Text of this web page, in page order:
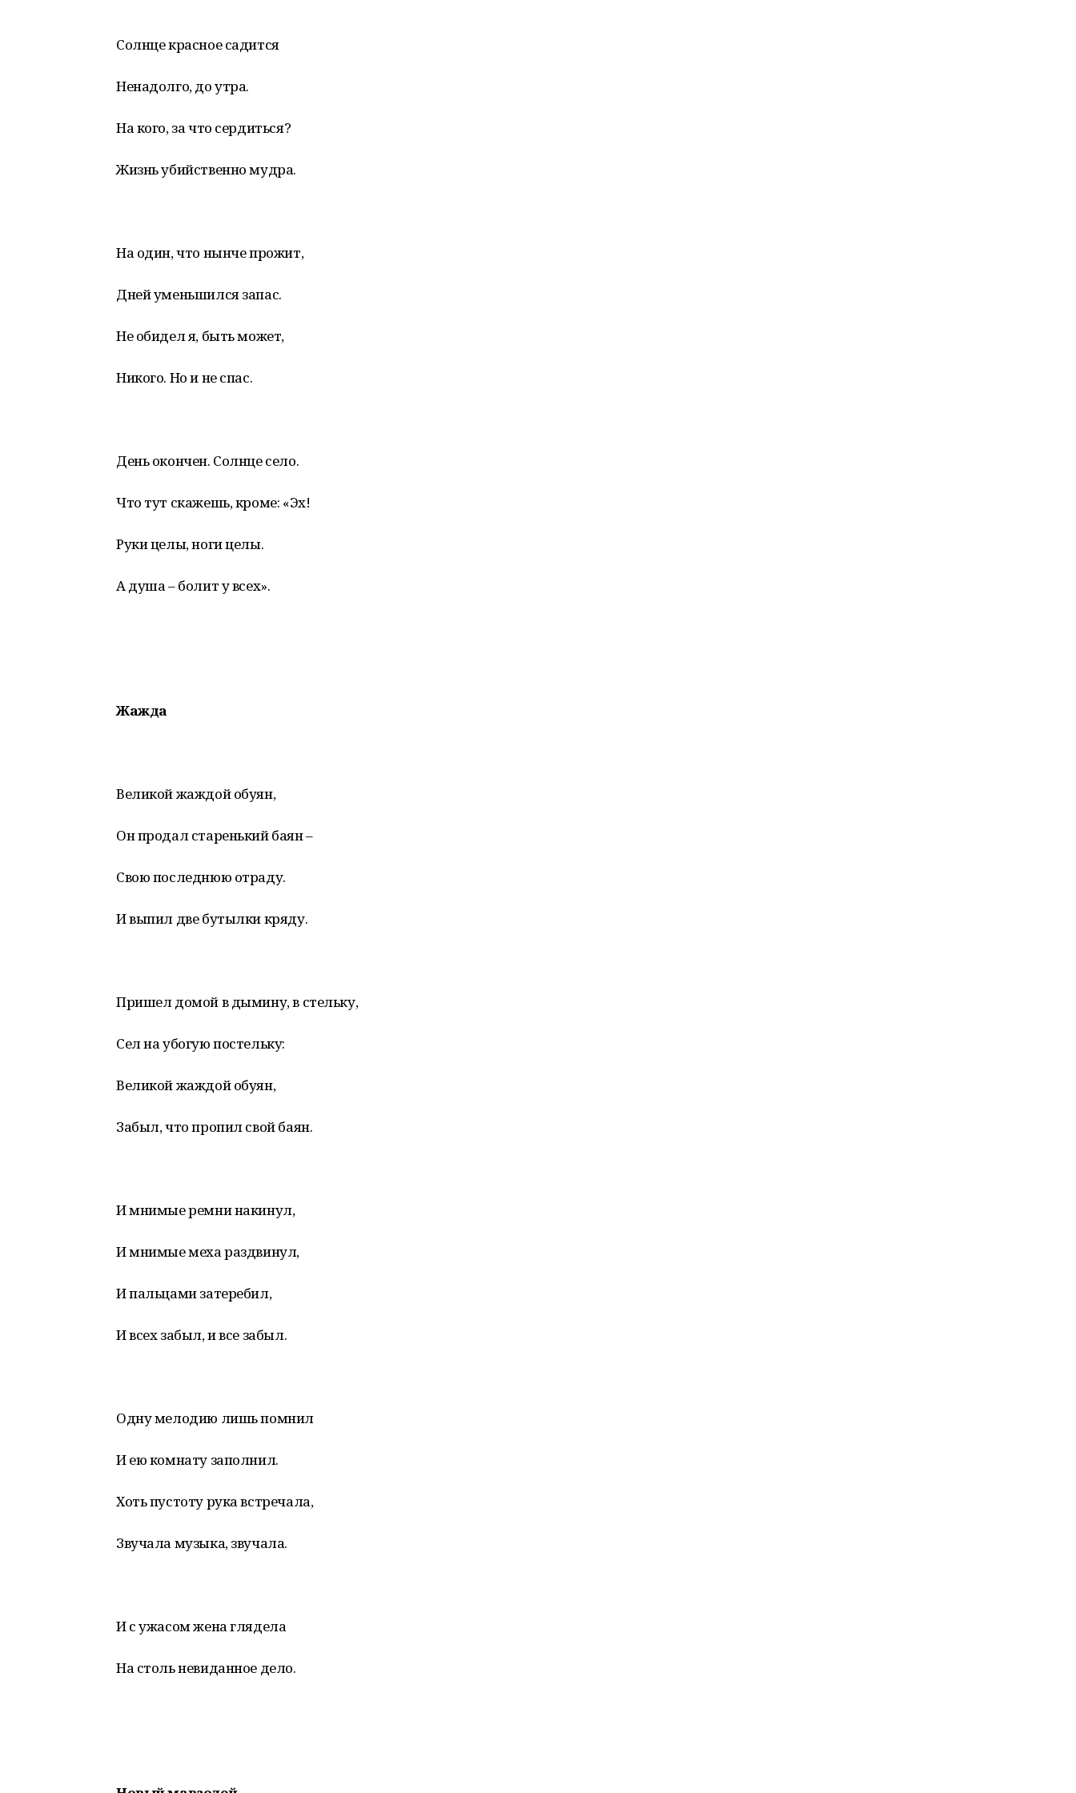
Солнце красное садится
Ненадолго, до утра.
На кого, за что сердиться?
Жизнь убийственно мудра.
На один, что нынче прожит,
Дней уменьшился запас.
Не обидел я, быть может,
Никого. Но и не спас.
День окончен. Солнце село.
Что тут скажешь, кроме: «Эх!
Руки целы, ноги целы.
А душа – болит у всех».
Жажда
Великой жаждой обуян,
Он продал старенький баян –
Свою последнюю отраду.
И выпил две бутылки кряду.
Пришел домой в дымину, в стельку,
Сел на убогую постельку:
Великой жаждой обуян,
Забыл, что пропил свой баян.
И мнимые ремни накинул,
И мнимые меха раздвинул,
И пальцами затеребил,
И всех забыл, и все забыл.
Одну мелодию лишь помнил
И ею комнату заполнил.
Хоть пустоту рука встречала,
Звучала музыка, звучала.
И с ужасом жена глядела
На столь невиданное дело.